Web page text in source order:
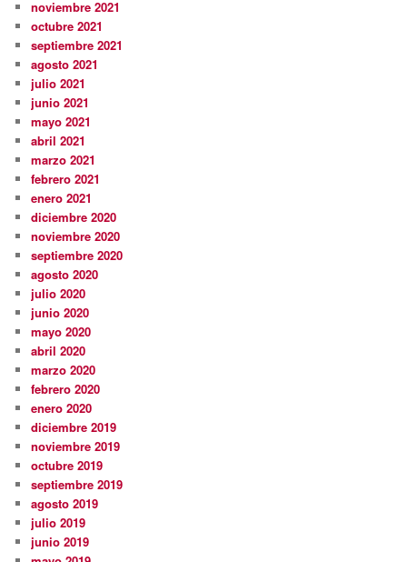
noviembre 2021
octubre 2021
septiembre 2021
agosto 2021
julio 2021
junio 2021
mayo 2021
abril 2021
marzo 2021
febrero 2021
enero 2021
diciembre 2020
noviembre 2020
septiembre 2020
agosto 2020
julio 2020
junio 2020
mayo 2020
abril 2020
marzo 2020
febrero 2020
enero 2020
diciembre 2019
noviembre 2019
octubre 2019
septiembre 2019
agosto 2019
julio 2019
junio 2019